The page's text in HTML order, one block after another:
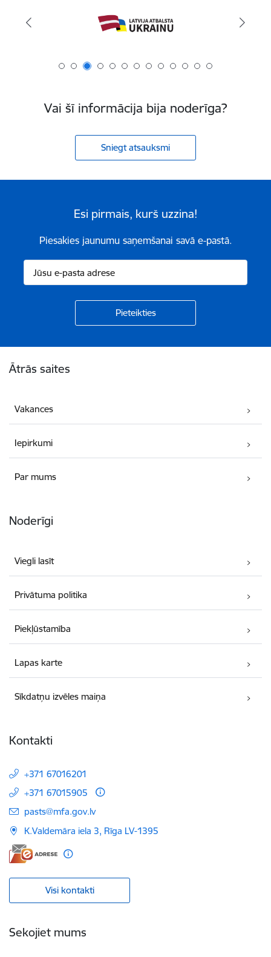
Vai šī informācija bija noderīga?
Sniegt atsauksmi
Esi pirmais, kurš uzzina!
Piesakies jaunumu saņemšanai savā e-pastā.
Ātrās saites
Vakances
Iepirkumi
Par mums
Noderīgi
Viegli lasīt
Privātuma politika
Piekļūstamība
Lapas karte
Sīkdatņu izvēles maiņa
Kontakti
+371 67016201
+371 67015905
E-pasts:
pasts@mfa.gov.lv
K.Valdemāra iela 3, Rīga LV-1395
Visi kontakti
Sekojiet mums